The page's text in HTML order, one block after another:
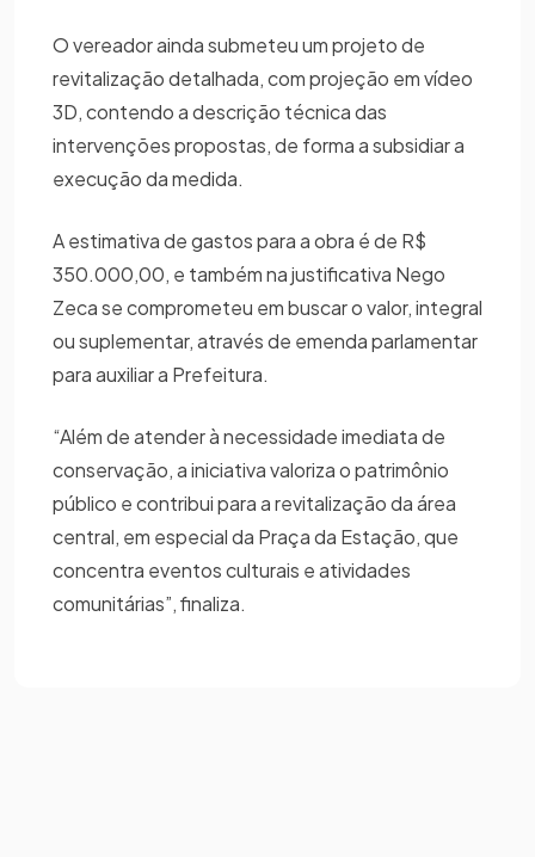
O vereador ainda submeteu um projeto de
revitalização detalhada, com projeção em vídeo
3D, contendo a descrição técnica das
intervenções propostas, de forma a subsidiar a
execução da medida.
A estimativa de gastos para a obra é de R$
350.000,00, e também na justificativa Nego
Zeca se comprometeu em buscar o valor, integral
ou suplementar, através de emenda parlamentar
para auxiliar a Prefeitura.
“Além de atender à necessidade imediata de
conservação, a iniciativa valoriza o patrimônio
público e contribui para a revitalização da área
central, em especial da Praça da Estação, que
concentra eventos culturais e atividades
comunitárias”, finaliza.